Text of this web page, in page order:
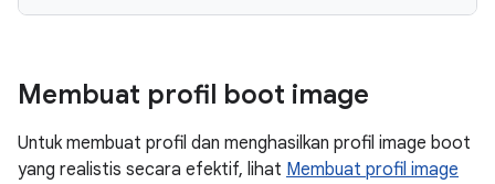
Membuat profil boot image
Untuk membuat profil dan menghasilkan profil image boot
yang realistis secara efektif, lihat Membuat profil image